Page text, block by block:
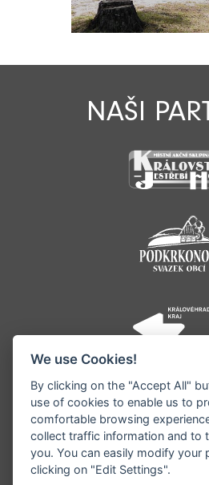
NAŠI
©1996 - 2026 Všechna práva
We use Cookies!
By clicking on the "Accept All"
use of cookies to enable us to
comfortable browsing
collect traffic information and to
you. You can easily modify your
clicking on "Edit Settings".